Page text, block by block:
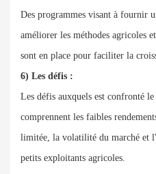
Des programmes visant à fournir
améliorer les méthodes agricoles
sont en place pour faciliter la
6) Les défis :
Les défis auxquels est confronté
comprennent les faibles
limitée, la volatilité du marché et
petits exploitants agricoles.